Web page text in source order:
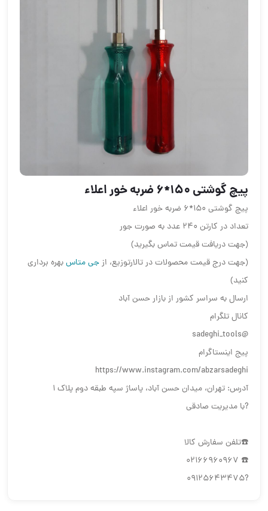
پیچ گوشتی ١۵٠*۶ ضربه خور اعلاء
پیچ گوشتی ١۵٠*۶ ضربه خور اعلاء
تعداد در کارتن ٢۴٠ عدد به صورت جور
(جهت دریافت قیمت تماس بگیرید)
(جهت درج قیمت محصولات در تالارتوزیع، ازجی متاسبهره برداری
کنید)
ارسال به سراسر کشور از بازار حسن آباد
کانال تلگرام
@sadeghi_tools
پیج اینستاگرام
https://www.instagram.com/abzarsadeghi
آدرس: تهران، میدان حسن آباد، پاساژ سپه طبقه دوم پلاک ۱
?با مدیریت صادقی
☎️تلفن سفارش کالا
☎️ 02166960967
?09125643475